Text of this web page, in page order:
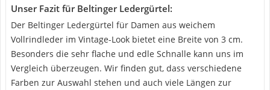
Unser Fazit für Beltinger Ledergürtel:
Der Beltinger Ledergürtel für Damen aus weichem
Vollrindleder im Vintage-Look bietet eine Breite von 3 cm.
Besonders die sehr flache und edle Schnalle kann uns im
Vergleich überzeugen. Wir finden gut, dass verschiedene
Farben zur Auswahl stehen und auch viele Längen zur